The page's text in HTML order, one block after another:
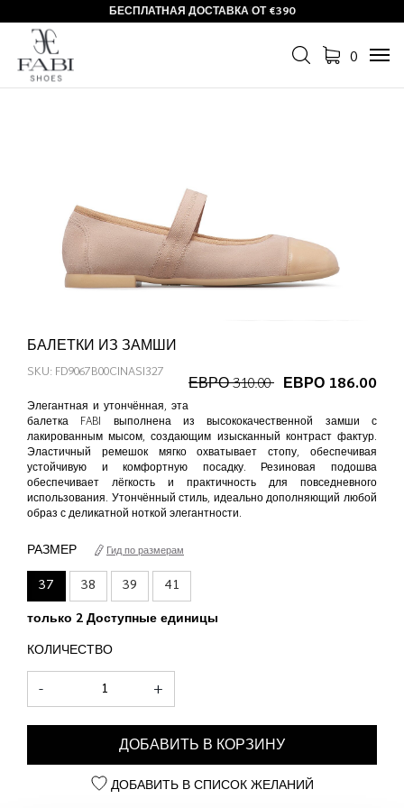
БЕСПЛАТНАЯ ДОСТАВКА ОТ €390
0
БАЛЕТКИ ИЗ ЗАМШИ
ЕВРО 310.00 ЕВРО 186.00
SKU: FD9067B00CINASI327
Элегантная и утончённая, эта
балетка FABI выполнена из высококачественной замши с
лакированным мысом, создающим изысканный контраст фактур.
Эластичный ремешок мягко охватывает стопу, обеспечивая
устойчивую и комфортную посадку. Резиновая подошва
обеспечивает лёгкость и практичность для повседневного
использования. Утончённый стиль, идеально дополняющий любой
образ с деликатной ноткой элегантности.
РАЗМЕР Гид по размерам
37 38 39
41
только 2 Доступные единицы
КОЛИЧЕСТВО
+
-
ДОБАВИТЬ В КОРЗИНУ
ДОБАВИТЬ В СПИСОК ЖЕЛАНИЙ